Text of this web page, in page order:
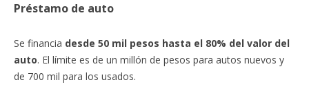
Préstamo de auto
Se financia desde 50 mil pesos hasta el 80% del valor del
auto. El límite es de un millón de pesos para autos nuevos y
de 700 mil para los usados.